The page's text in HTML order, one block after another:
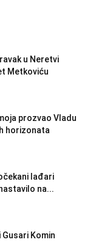
u Neretvi
Metkoviću
prozvao Vladu
horizonata
lađari
na...
Komin